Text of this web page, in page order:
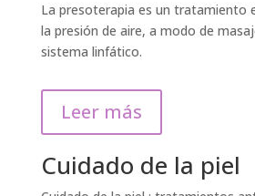
La presoterapia es un tratamiento
la presión de aire, a modo de
sistema linfático.
Leer más
Cuidado de la piel